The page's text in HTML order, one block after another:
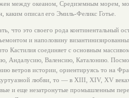
между океаном, Сре­диземным морем,
каким описал его Эмиль-Феликс Готье.
что это своего рода континен­тальный
и наполовину
Кастилия соединяет с основным
Андалусию, Валенсию, Каталонию.
ветров истории, ориентируясь то на
любви, то — в XIII, XIV, XV
и еще незатронутые промышленным